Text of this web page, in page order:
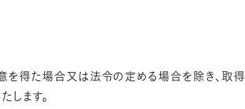
得た場合又は法令の定める場合を除き、取得
ます。